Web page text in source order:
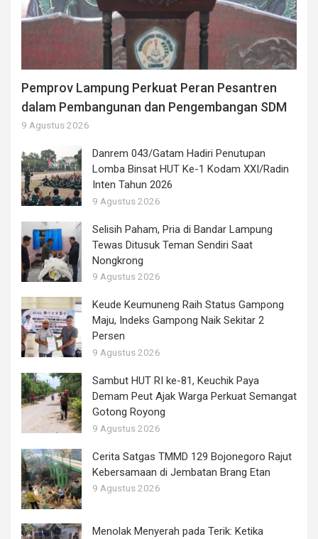
Pemprov Lampung Perkuat Peran Pesantren
dalam Pembangunan dan Pengembangan SDM
9 Agustus 2026
Danrem 043/Gatam Hadiri Penutupan
Lomba Binsat HUT Ke-1 Kodam XXI/Radin
Inten Tahun 2026
9 Agustus 2026
Selisih Paham, Pria di Bandar Lampung
Tewas Ditusuk Teman Sendiri Saat
Nongkrong
9 Agustus 2026
Keude Keumuneng Raih Status Gampong
Maju, Indeks Gampong Naik Sekitar 2
Persen
9 Agustus 2026
Sambut HUT RI ke-81, Keuchik Paya
Demam Peut Ajak Warga Perkuat Semangat
Gotong Royong
9 Agustus 2026
Cerita Satgas TMMD 129 Bojonegoro Rajut
Kebersamaan di Jembatan Brang Etan
9 Agustus 2026
Menolak Menyerah pada Terik: Ketika